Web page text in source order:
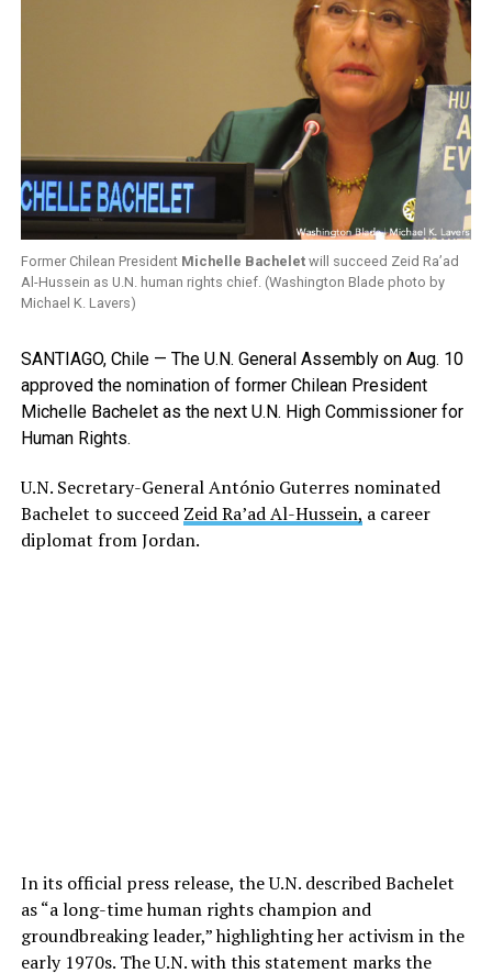
Former Chilean President Michelle Bacheletwill succeed Zeid Ra’ad
Al-Hussein as U.N. human rights chief. (Washington Blade photo by
Michael K. Lavers)
SANTIAGO, Chile — The U.N. General Assembly on Aug. 10
approved the nomination of former Chilean President
Michelle Bachelet as the next U.N. High Commissioner for
Human Rights.
U.N. Secretary-General António Guterres nominated
Bachelet to succeed Zeid Ra’ad Al-Hussein, a career
diplomat from Jordan.
In its official press release, the U.N. described Bachelet
as “a long-time human rights champion and
groundbreaking leader,” highlighting her activism in the
early 1970s. The U.N. with this statement marks the